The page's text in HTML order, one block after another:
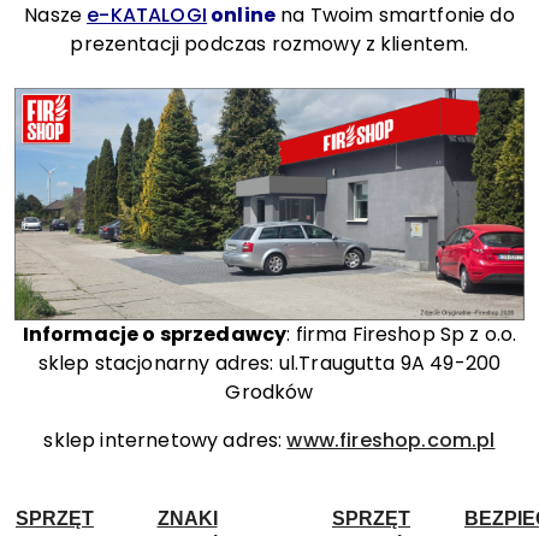
Nasze e-KATALOGI online na Twoim smartfonie do
prezentacji podczas rozmowy z klientem.
Informacje o sprzedawcy: firma Fireshop Sp z o.o.
sklep stacjonarny adres: ul.Traugutta 9A 49-200
Grodków
sklep internetowy adres:www.fireshop.com.pl
SPRZĘT
ZNAKI
SPRZĘT